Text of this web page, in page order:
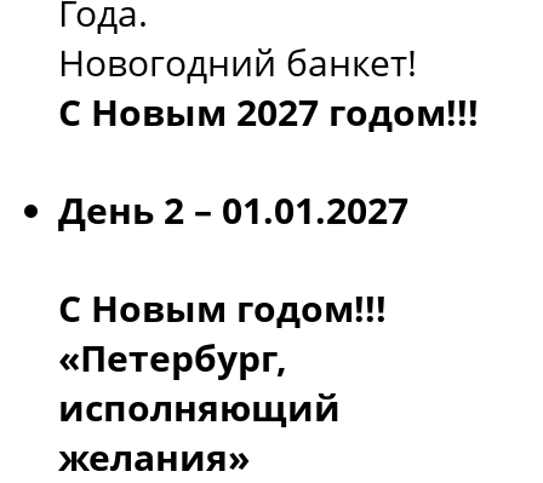
Года.
Новогодний банкет!
С Новым 2027 годом!!!
День 2 – 01.01.2027
С Новым годом!!!
«Петербург,
исполняющий
желания»